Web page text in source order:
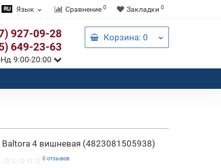
Язык Сравнение 0 Закладки 0
927-09-28
649-23-63
9:00-20:00
Корзина: 0
Baltora 4 вишневая (4823081505938)
0 отзывов